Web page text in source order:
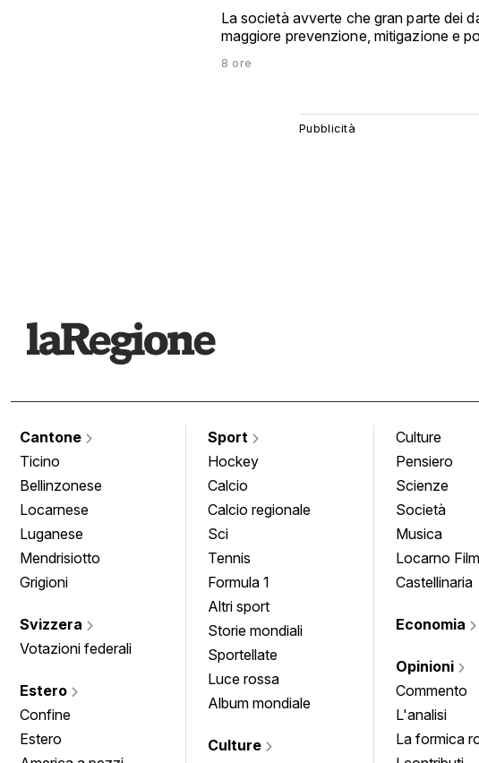
La società avverte che gran parte dei
maggiore prevenzione, mitigazione e
8 ore
Cantone
Ticino
Bellinzonese
Locarnese
Luganese
Mendrisiotto
Grigioni
Svizzera
Votazioni federali
Estero
Confine
Estero
Sport
Hockey
Calcio
Calcio regionale
Sci
Tennis
Formula 1
Altri sport
Storie mondiali
Sportellate
Luce rossa
Album mondiale
Culture
Culture
Pensiero
Scienze
Società
Musica
Locarno
Castellinaria
Economia
Opinioni
Commento
L'analisi
La formica